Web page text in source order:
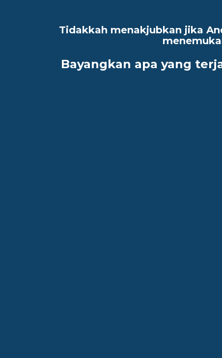
Tidakkah menakjubkan jika
Bayangkan apa yang